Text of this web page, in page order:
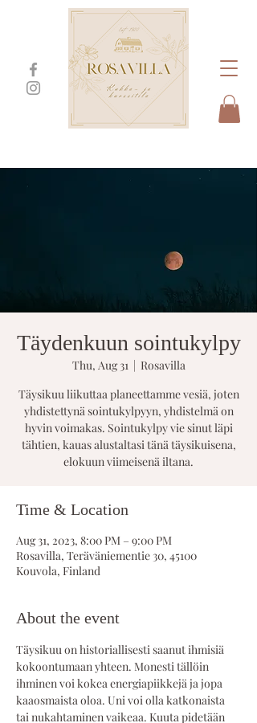
Täydenkuun sointukylpy
Thu, Aug 31
  |
Rosavilla
Täysikuu liikuttaa planeettamme vesiä, joten
yhdistettynä sointukylpyyn, yhdistelmä on
hyvin voimakas. Sointukylpy vie sinut läpi
tähtien, kauas alustaltasi tänä täysikuisena,
elokuun viimeisenä iltana.
Time & Location
Aug 31, 2023, 8:00 PM – 9:00 PM
Rosavilla, Teräväniementie 30, 45100
Kouvola, Finland
About the event
Täysikuu on historiallisesti saanut ihmisiä
kokoontumaan yhteen. Monesti tällöin
ihminen voi kokea energiapiikkejä ja jopa
kaaosmaista oloa. Uni voi olla katkonaista
tai nukahtaminen vaikeaa. Kuuta pidetään